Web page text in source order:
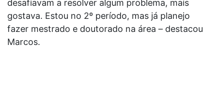
desafiavam a resolver algum problema, mais
gostava. Estou no 2º período, mas já planejo
fazer mestrado e doutorado na área – destacou
Marcos.